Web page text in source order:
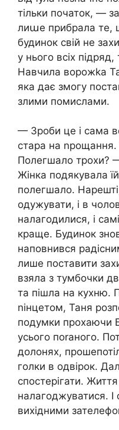
тільки початок, —
лиաе прибрала те,
будинок свій не
у нього всіх
Навчила ворожkа
яка дає змогу
злими помислами.
— Зроби це і сама
стара на
Полегшало трохи?
Жінка подякувала
полегшало.
одужувати, і в
налагодилися, і
краще. Будинок
наповнився
лише поставити
взяла з тумбочки
та пішла на кухню.
nінцетом, Таня
подумки прохаючи
усього поrаного.
долонях,
голки в одвірок.
спостерігати.
налагоджуватися.
вихідними